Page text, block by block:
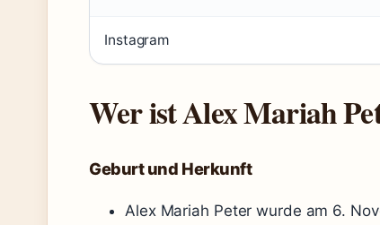
Instagram
Wer ist Alex Mariah
Geburt und Herkunft
Alex Mariah Peter wurde am 6.